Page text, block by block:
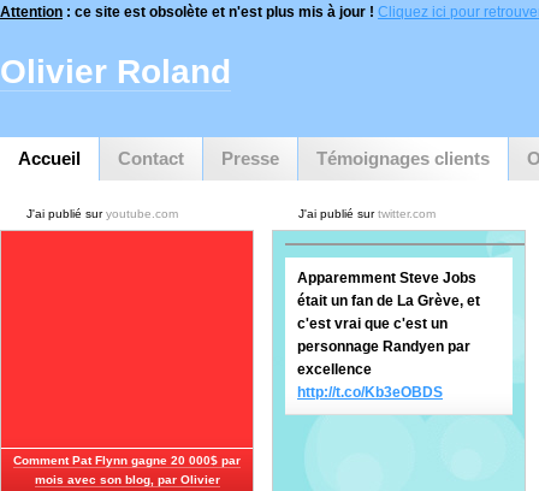
Attention : ce site est obsolète et n'est plus mis à jour ! Cliquez ici pour
Accueil Contact Presse Témoignages clients
Olivier Roland
J'ai publié suryoutube.com
Comment Pat Flynn gagne 20 000$ par
mois avec son blog, par Olivier
J'ai publié surtwitter.com
Apparemment Steve Jobs
était un fan de La Grève, et
c'est vrai que c'est un
personnage Randyen par
excellence
http://t.co/Kb3eOBDS